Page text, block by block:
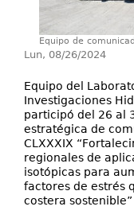
Equipo de
Lun, 08/26/2024
Equipo del
Investigaciones
participó del 26 al
estratégica de
CLXXXIX
regionales de
isotópicas para
factores de estrés
costera sostenible”